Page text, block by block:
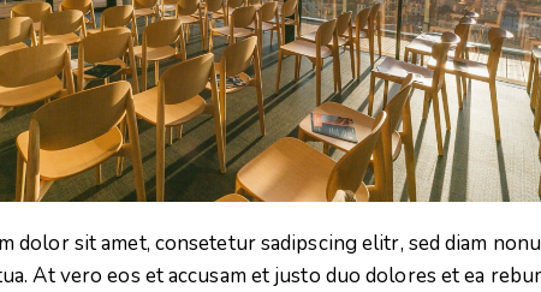
dolor sit amet, consetetur sadipscing elitr, sed diam
At vero eos et accusam et justo duo dolores et ea